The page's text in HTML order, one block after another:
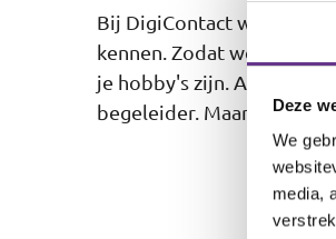
Deze
We
media,
Bij DigiContact werken
kennen. Zodat we
je hobby's zijn. Als je al
begeleider. Maar de